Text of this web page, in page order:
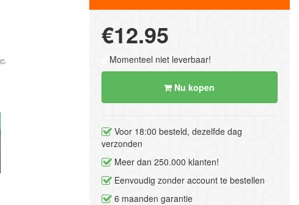
€12.95
Momenteel niet leverbaar!
Nu kopen
Voor 18:00 besteld, dezelfde dag
verzonden
Meer dan 250.000 klanten!
Eenvoudig zonder account te bestellen
6 maanden garantie